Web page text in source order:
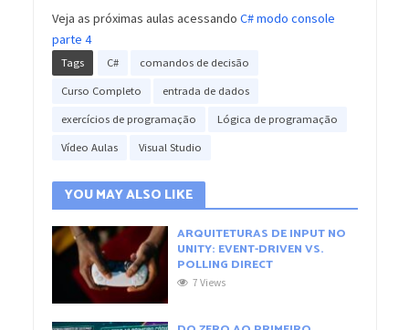
Veja as próximas aulas acessando C# modo console
parte 4
Tags C# comandos de decisão
Curso Completo entrada de dados
exercícios de programação Lógica de programação
Vídeo Aulas Visual Studio
YOU MAY ALSO LIKE
ARQUITETURAS DE INPUT NO
UNITY: EVENT-DRIVEN VS.
POLLING DIRECT
7 Views